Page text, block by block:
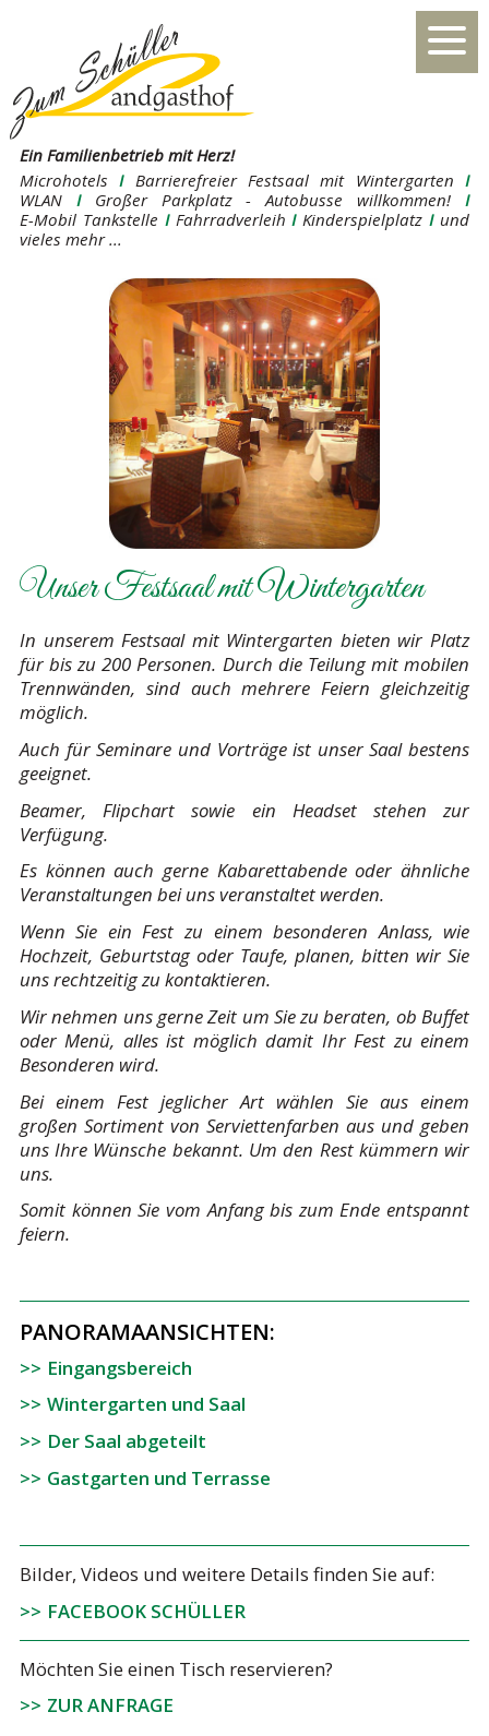
Ein Familienbetrieb mit Herz!
Microhotels I Barrierefreier Festsaal mit Wintergarten I
WLANI Großer Parkplatz - Autobusse willkommen! I
E-Mobil Tankstelle I Fahrradverleih IKinderspielplatz Iund
vieles mehr ...
Unser Festsaal mit Wintergarten
In unserem Festsaal mit Wintergarten bieten wir Platz
für bis zu 200 Personen. Durch die Teilung mit mobilen
Trennwänden, sind auch mehrere Feiern gleichzeitig
möglich.
Auch für Seminare und Vorträge ist unser Saal bestens
geeignet.
Beamer, Flipchart sowie ein Headset stehen zur
Verfügung.
Es können auch gerne Kabarettabende oder ähnliche
Veranstaltungen bei uns veranstaltet werden.
Wenn Sie ein Fest zu einem besonderen Anlass, wie
Hochzeit, Geburtstag oder Taufe, planen, bitten wir Sie
uns rechtzeitig zu kontaktieren.
Wir nehmen uns gerne Zeit um Sie zu beraten, ob Buffet
oder Menü, alles ist möglich damit Ihr Fest zu einem
Besonderen wird.
Bei einem Fest jeglicher Art wählen Sie aus einem
großen Sortiment von Serviettenfarben aus und geben
uns Ihre Wünsche bekannt. Um den Rest kümmern wir
uns.
Somit können Sie vom Anfang bis zum Ende entspannt
feiern.
PANORAMAANSICHTEN:
Eingangsbereich
Wintergarten und Saal
Der Saal abgeteilt
Gastgarten und Terrasse
Bilder, Videos und weitere Details finden Sie auf:
FACEBOOK SCHÜLLER
Möchten Sie einen Tisch reservieren?
ZUR ANFRAGE